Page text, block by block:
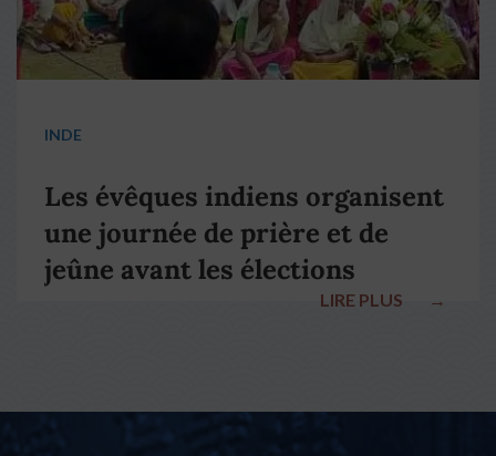
INDE
Les évêques indiens organisent
une journée de prière et de
jeûne avant les élections
LIRE PLUS →